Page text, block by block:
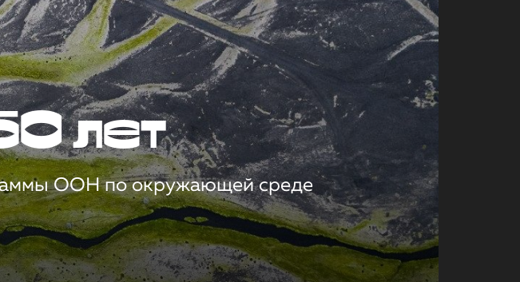
лет
ООН по окружающей среде